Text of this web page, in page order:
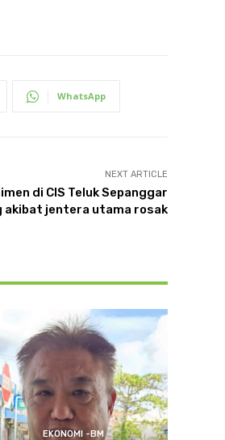
WhatsApp
NEXT ARTICLE
di CIS Teluk Sepanggar
akibat jentera utama rosak
EKONOMI -BM